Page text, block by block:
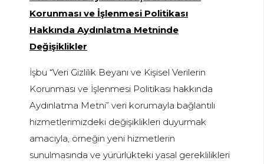
Korunması ve İşlenmesi Politikası
Hakkında Aydınlatma Metninde
Değişiklikler
İşbu “Veri Gizlilik Beyanı ve Kişisel Verilerin
Korunması ve İşlenmesi Politikası hakkında
Aydınlatma Metni” veri korumayla bağlantılı
hizmetlerimizdeki değişiklikleri duyurmak
amacıyla, örneğin yeni hizmetlerin
sunulmasında ve yürürlükteki yasal gereklilikleri